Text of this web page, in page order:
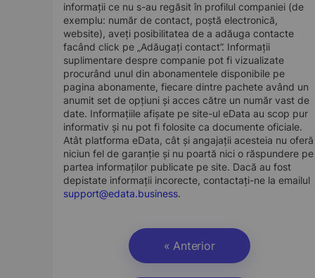
informații ce nu s-au regăsit în profilul companiei (de
exemplu: număr de contact, poștă electronică,
website), aveți posibilitatea de a adăuga contacte
facând click pe „Adăugați contact”. Informații
suplimentare despre companie pot fi vizualizate
procurând unul din abonamentele disponibile pe
pagina abonamente, fiecare dintre pachete având un
anumit set de opțiuni și acces către un număr vast de
date. Informațiile afișate pe site-ul eData au scop pur
informativ și nu pot fi folosite ca documente oficiale.
Atât platforma eData, cât și angajații acesteia nu oferă
niciun fel de garanție și nu poartă nici o răspundere pe
partea informaților publicate pe site. Dacă au fost
depistate informații incorecte, contactați-ne la emailul
support@edata.business.
« Anterior